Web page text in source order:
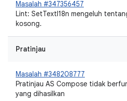
Masalah #347356457
Lint: SetTextI18n mengeluh
kosong.
Pratinjau
Masalah #348208777
Pratinjau AS Compose tidak
yang dihasilkan